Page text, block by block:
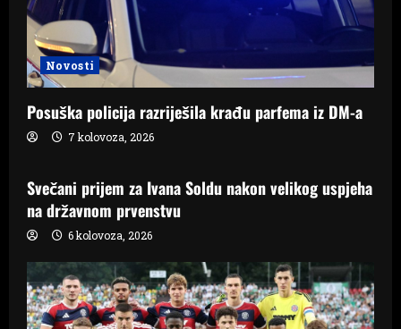
Novosti
Posuška policija razriješila krađu parfema iz DM-a
7 kolovoza, 2026
Samo Hercegovina
Svečani prijem za Ivana Soldu nakon velikog uspjeha
na državnom prvenstvu
6 kolovoza, 2026